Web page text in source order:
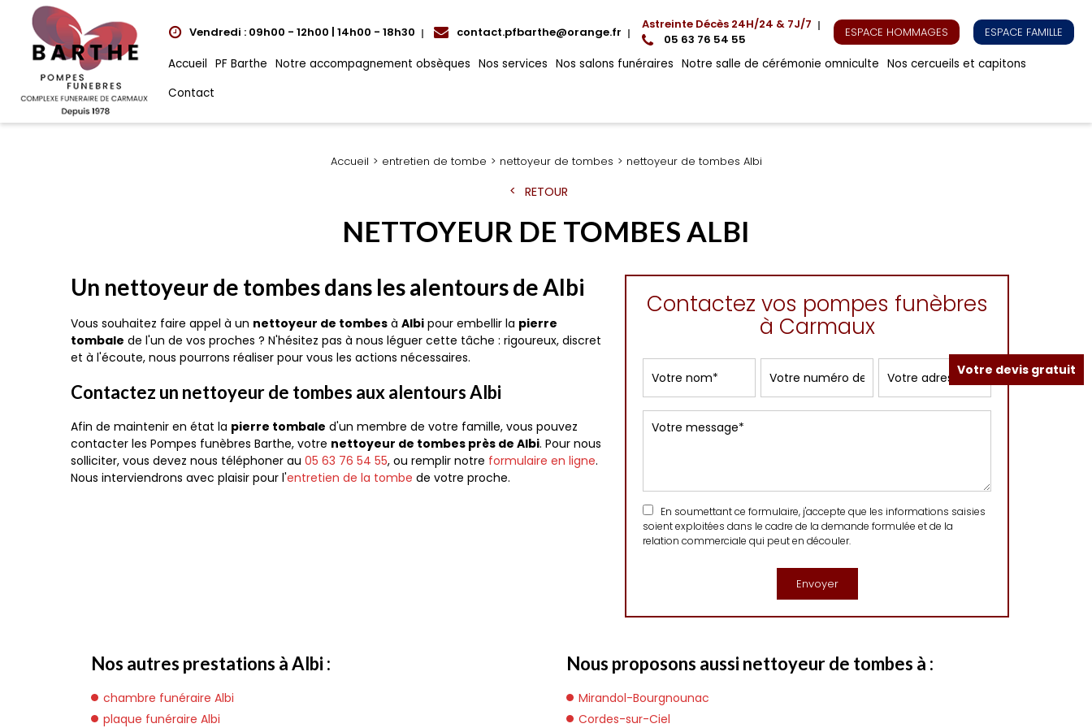
Vendredi : 09h00 - 12h00 | 14h00 - 18h30 contact.pfbarthe@orange.fr Astreinte Décès 24H/24 & 7J/7
05 63 76 54 55
ESPACE HOMMAGES ESPACE FAMILLE
Accueil PF Barthe Notre accompagnement obsèques Nos services Nos salons funéraires Notre salle de cérémonie omniculte Nos cercueils et capitons
Contact
Accueil entretien de tombe nettoyeur de tombes nettoyeur de tombes Albi
RETOUR
NETTOYEUR DE TOMBES ALBI
Un nettoyeur de tombes dans les alentours de Albi
Vous souhaitez faire appel à un nettoyeur de tombes à Albi pour embellir la pierre
tombale de l'un de vos proches ? N'hésitez pas à nous léguer cette tâche : rigoureux, discret
et à l'écoute, nous pourrons réaliser pour vous les actions nécessaires.
Contactez un nettoyeur de tombes aux alentours Albi
Afin de maintenir en état la pierre tombale d'un membre de votre famille, vous pouvez
contacter les Pompes funèbres Barthe, votre nettoyeur de tombes près de Albi. Pour nous
solliciter, vous devez nous téléphoner au 05 63 76 54 55, ou remplir notre formulaire en ligne.
Nous interviendrons avec plaisir pour l'entretien de la tombe de votre proche.
Contactez vos pompes funèbres
à Carmaux
En soumettant ce formulaire, j'accepte que les informations saisies
soient exploitées dans le cadre de la demande formulée et de la
relation commerciale qui peut en découler.
Nos autres prestations à Albi :
chambre funéraire Albi
plaque funéraire Albi
Nous proposons aussi nettoyeur de tombes à :
Mirandol-Bourgnounac
Cordes-sur-Ciel
Votre devis gratuit